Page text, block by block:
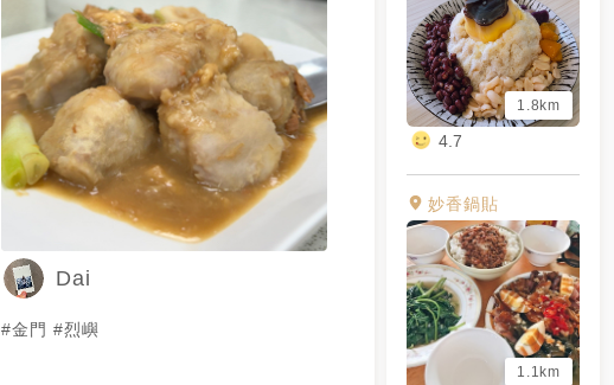
1.8km
4.7
妙香鍋貼
1.1km
Dai
#金門 #烈嶼